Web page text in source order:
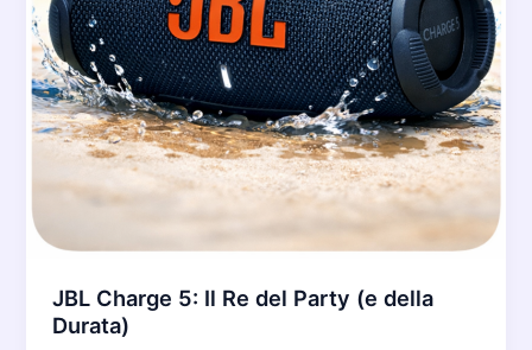
JBL Charge 5: Il Re del Party (e della
Durata)